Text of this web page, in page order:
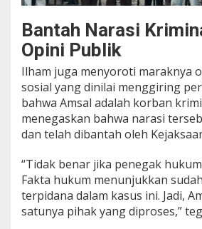
Bantah Narasi
Opini Publik
Ilham juga menyoroti maraknya
sosial yang dinilai menggiring
bahwa Amsal adalah korban
menegaskan bahwa narasi
dan telah dibantah oleh
“Tidak benar jika penegak
Fakta hukum menunjukkan
terpidana dalam kasus ini. Jadi,
satunya pihak yang diproses,”